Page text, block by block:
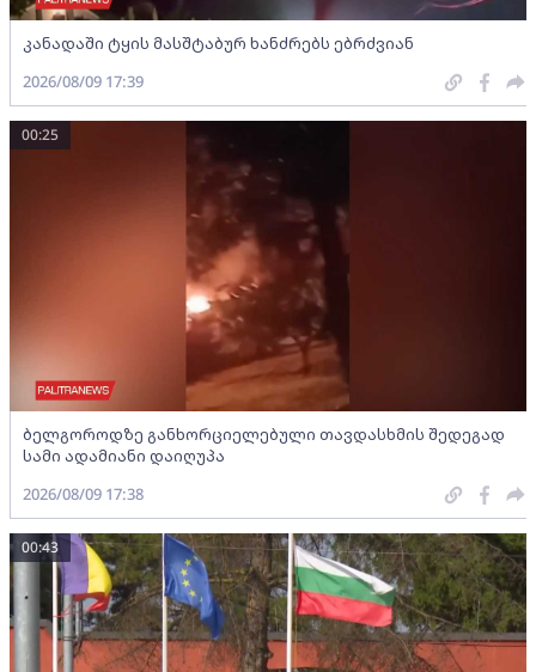
კანადაში ტყის მასშტაბურ ხანძრებს ებრძვიან
2026/08/09 17:39
ბელგოროდზე განხორციელებული თავდასხმის შედეგად
სამი ადამიანი დაიღუპა
00:25
2026/08/09 17:38
00:43